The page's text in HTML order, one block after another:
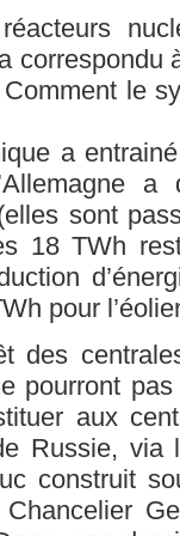
correspondu
le
a
sont
18 TWh
pour
des
pourront
aux
Russie, via
construit
Chancelier